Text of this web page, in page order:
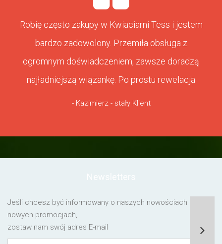
Robię często zakupy w Kwiaciarni Tess i jestem
bardzo zadowolony. Przemiła obsługa z
ogromnym doświadczeniem, zawsze doradzą
najładniejszą wiązankę. Po prostu rewelacja
- Kazimierz - stały Klient
Jeśli chcesz być informowany o naszych nowościach lub o
nowych promocjach,
zostaw nam swój adres E-mail